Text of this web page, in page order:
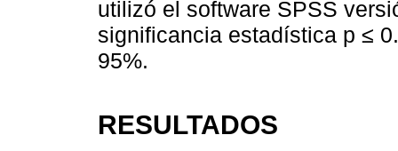
utilizó el software SPSS
significancia estadística p ≤
95%.
RESULTADOS